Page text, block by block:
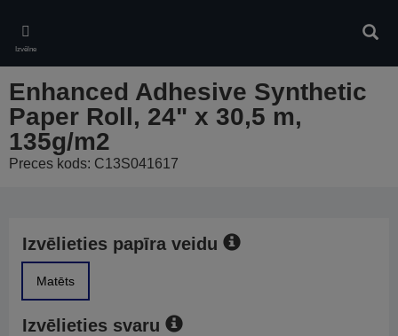
main
content
Izvēlne
Enhanced Adhesive Synthetic
Paper Roll, 24" x 30,5 m,
135g/m2
Preces kods: C13S041617
Izvēlieties papīra veidu
Matēts
Izvēlieties svaru